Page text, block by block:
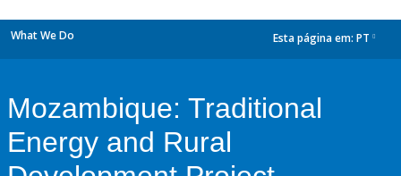
What We Do Esta página em: PT
Mozambique: Traditional
Energy and Rural